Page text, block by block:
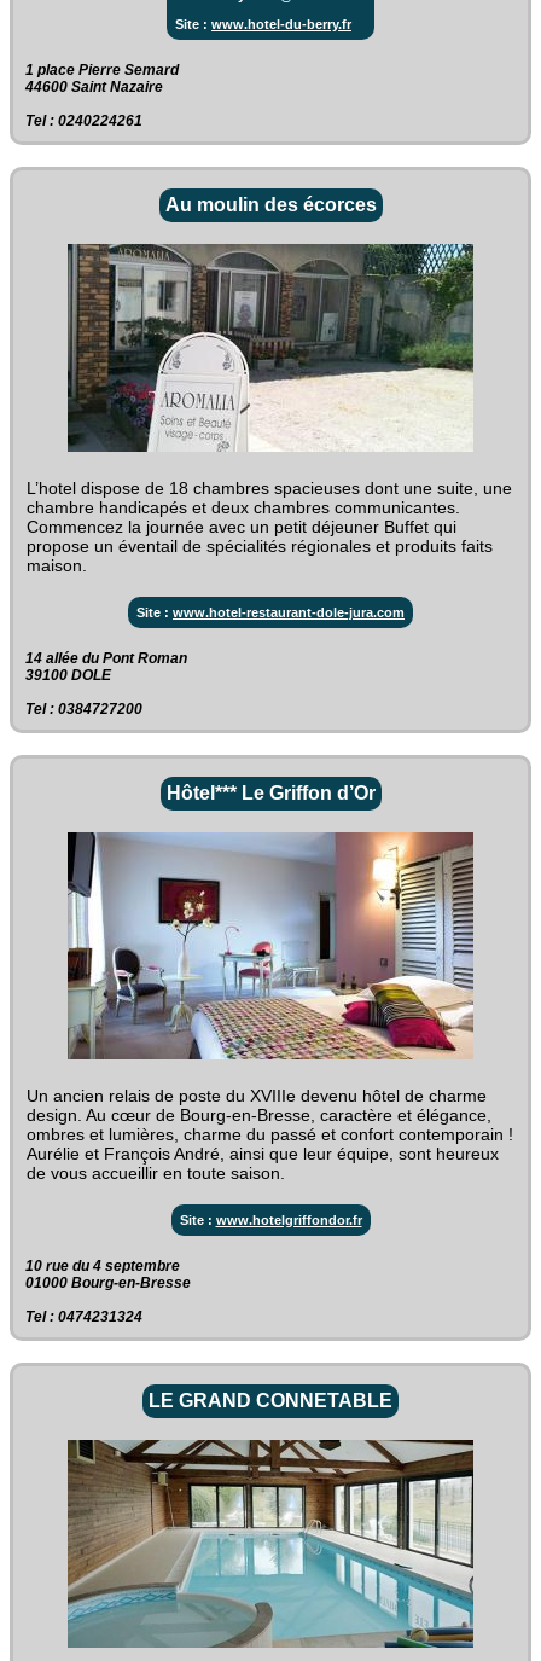
Site : www.hotel-du-berry.fr
1 place Pierre Semard‎
44600 Saint Nazaire
Tel : 0240224261
Au moulin des écorces
L’hotel dispose de 18 chambres spacieuses dont une suite, une
chambre handicapés et deux chambres communicantes.
Commencez la journée avec un petit déjeuner Buffet qui
propose un éventail de spécialités régionales et produits faits
maison.
Site : www.hotel-restaurant-dole-jura.com
14 allée du Pont Roman‎
39100 DOLE
Tel : 0384727200
Hôtel*** Le Griffon d’Or
Un ancien relais de poste du XVIIIe devenu hôtel de charme
design. Au cœur de Bourg-en-Bresse, caractère et élégance,
ombres et lumières, charme du passé et confort contemporain !
Aurélie et François André, ainsi que leur équipe, sont heureux
de vous accueillir en toute saison.
Site : www.hotelgriffondor.fr
10 rue du 4 septembre‎
01000 Bourg-en-Bresse
Tel : 0474231324
LE GRAND CONNETABLE